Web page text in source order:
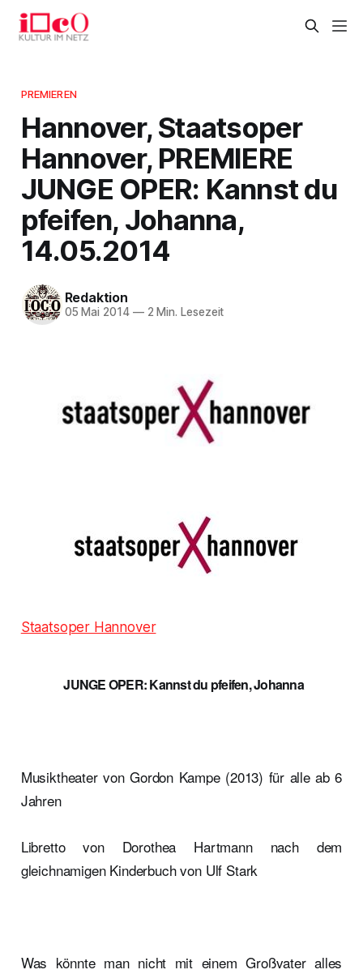
PREMIEREN
Hannover, Staatsoper
Hannover, PREMIERE
JUNGE OPER: Kannst du
pfeifen, Johanna,
14.05.2014
Redaktion
05 Mai 2014 —2 Min. Lesezeit
Staatsoper Hannover
JUNGE OPER: Kannst du pfeifen, Johanna
Musiktheater von Gordon Kampe (2013) für alle ab 6
Jahren
Libretto von Dorothea Hartmann nach dem
gleichnamigen Kinderbuch von Ulf Stark
Was könnte man nicht mit einem Großvater alles